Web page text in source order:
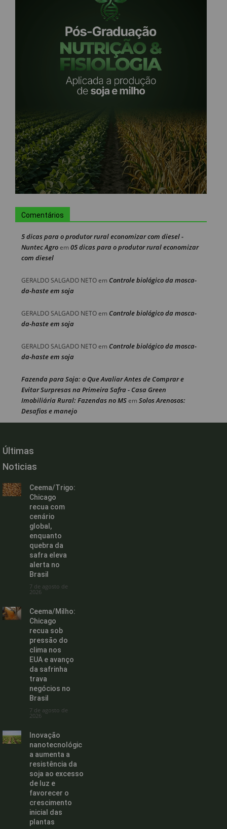
Comentários
5 dicas para o produtor rural economizar com diesel -
Nuntec Agroem 05 dicas para o produtor rural economizar
com diesel
GERALDO SALGADO NETOem Controle biológico da mosca-
da-haste em soja
GERALDO SALGADO NETOem Controle biológico da mosca-
da-haste em soja
GERALDO SALGADO NETOem Controle biológico da mosca-
da-haste em soja
Fazenda para Soja: o Que Avaliar Antes de Comprar e
Evitar Surpresas na Primeira Safra - Casa Green
Imobiliária Rural: Fazendas no MSem Solos Arenosos:
Desafios e manejo
Últimas
Noticias
Ceema/Trigo:
Chicago
recua com
cenário
global,
enquanto
quebra da
safra eleva
alerta no
Brasil
7 de agosto de
2026
Ceema/Milho:
Chicago
recua sob
pressão do
clima nos
EUA e avanço
da safrinha
trava
negócios no
Brasil
7 de agosto de
2026
Inovação
nanotecnológic
a aumenta a
resistência da
soja ao excesso
de luz e
favorecer o
crescimento
inicial das
plantas